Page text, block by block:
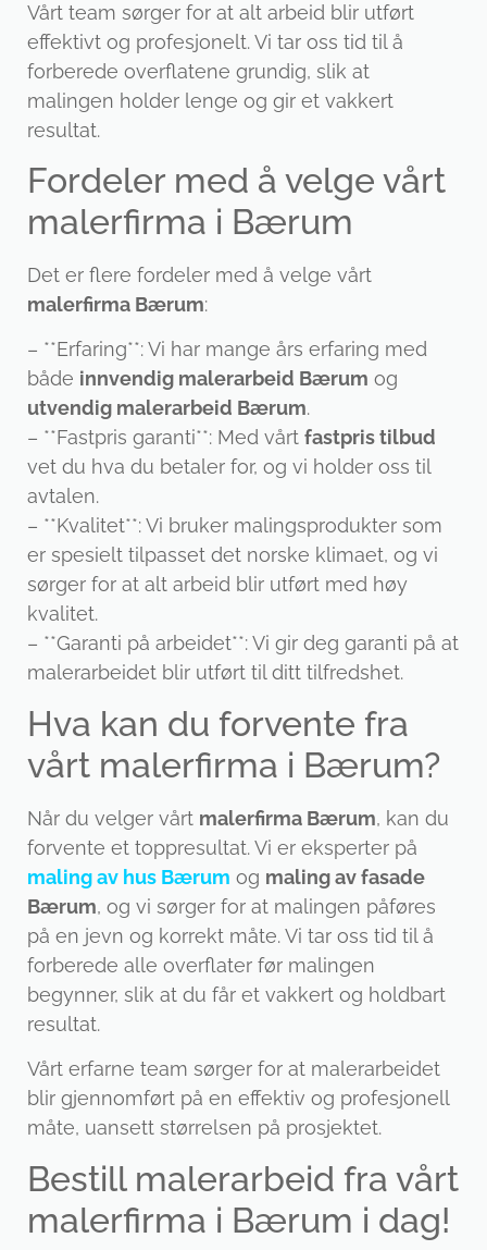
Vårt team sørger for at alt arbeid blir utført
effektivt og profesjonelt. Vi tar oss tid til å
forberede overflatene grundig, slik at
malingen holder lenge og gir et vakkert
resultat.
Fordeler med å velge vårt
malerfirma i Bærum
Det er flere fordeler med å velge vårt
malerfirma Bærum:
– **Erfaring**: Vi har mange års erfaring med
både innvendig malerarbeid Bærum og
utvendig malerarbeid Bærum.
– **Fastpris garanti**: Med vårt fastpris tilbud
vet du hva du betaler for, og vi holder oss til
avtalen.
– **Kvalitet**: Vi bruker malingsprodukter som
er spesielt tilpasset det norske klimaet, og vi
sørger for at alt arbeid blir utført med høy
kvalitet.
– **Garanti på arbeidet**: Vi gir deg garanti på at
malerarbeidet blir utført til ditt tilfredshet.
Hva kan du forvente fra
vårt malerfirma i Bærum?
Når du velger vårt malerfirma Bærum, kan du
forvente et toppresultat. Vi er eksperter på
maling av hus Bærum og maling av fasade
Bærum, og vi sørger for at malingen påføres
på en jevn og korrekt måte. Vi tar oss tid til å
forberede alle overflater før malingen
begynner, slik at du får et vakkert og holdbart
resultat.
Vårt erfarne team sørger for at malerarbeidet
blir gjennomført på en effektiv og profesjonell
måte, uansett størrelsen på prosjektet.
Bestill malerarbeid fra vårt
malerfirma i Bærum i dag!